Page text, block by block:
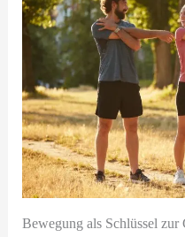
Bewegung als Schlüssel zur